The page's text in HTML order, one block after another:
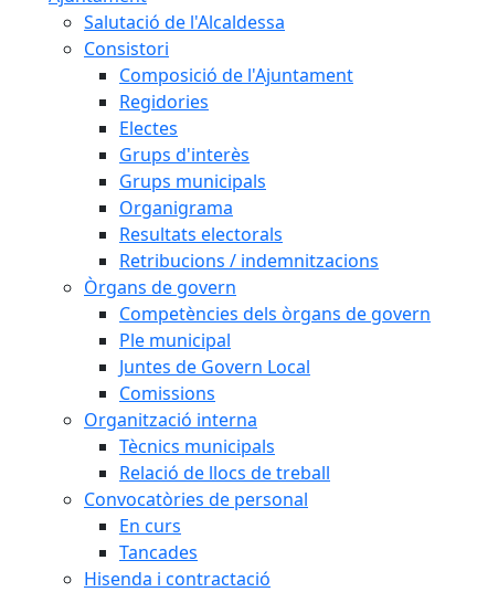
Salutació de l'Alcaldessa
Consistori
Composició de l'Ajuntament
Regidories
Electes
Grups d'interès
Grups municipals
Organigrama
Resultats electorals
Retribucions / indemnitzacions
Òrgans de govern
Competències dels òrgans de govern
Ple municipal
Juntes de Govern Local
Comissions
Organització interna
Tècnics municipals
Relació de llocs de treball
Convocatòries de personal
En curs
Tancades
Hisenda i contractació